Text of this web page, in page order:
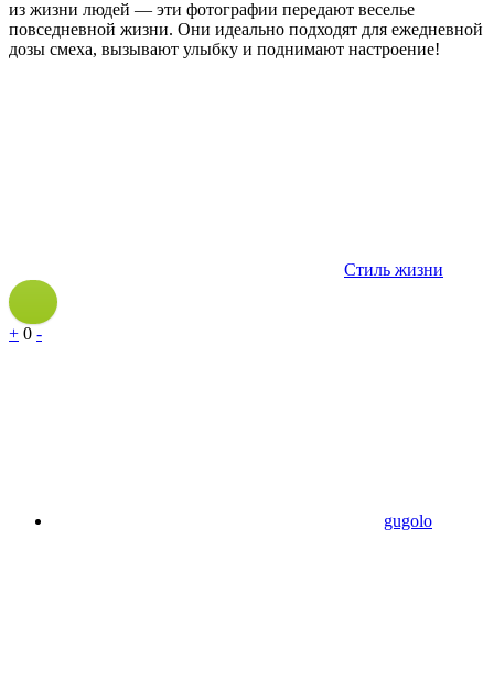
из жизни людей — эти фотографии передают веселье
повседневной жизни. Они идеально подходят для ежедневной
дозы смеха, вызывают улыбку и поднимают настроение!
Стиль жизни
+ 0 -
gugolo